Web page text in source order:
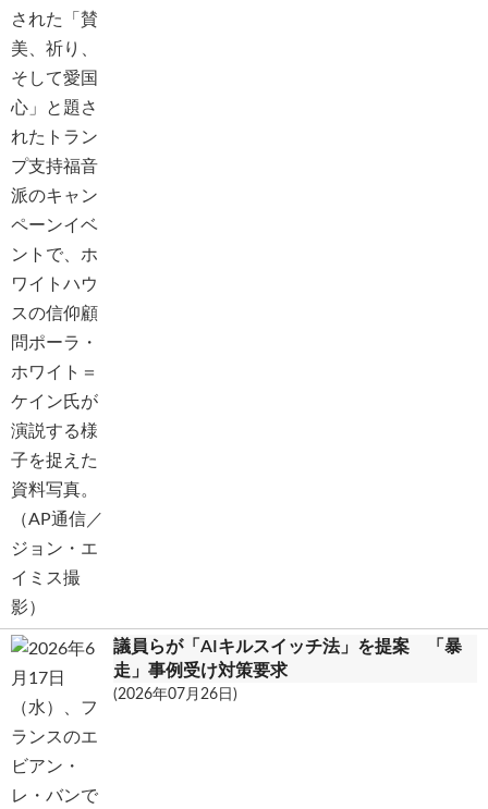
議員らが「AIキルスイッチ法」を提案 「暴
走」事例受け対策要求
(2026年07月26日)